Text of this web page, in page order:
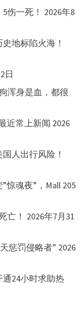
伤一死！ 2026年8
地标陷火海！
日
浑身是血，都很
近常上新闻 2026
人出行风险！
惊魂夜”，Mall 205
亡！ 2026年7月31
惩罚侵略者” 2026
24小时求助热